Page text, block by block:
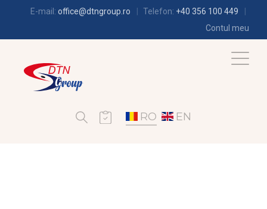
E-mail: office@dtngroup.ro Telefon: +40 356 100 449
Contul meu
RO EN